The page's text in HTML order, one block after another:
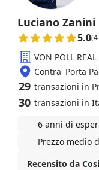
Luciano Zanini
5.0
VON POLL
Contra' Porta
29 transazioni in
30 transazioni in
6 anni di
Prezzo medio
Recensito da